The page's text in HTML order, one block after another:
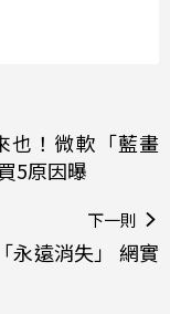
也！微軟「藍畫
5原因曝
下一則
永遠消失」 網實